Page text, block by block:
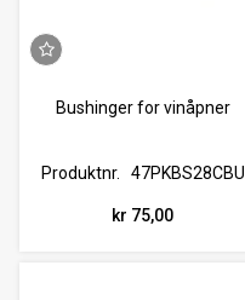
Bushinger for vinåpner
Produktnr. 47PKBS28CBU
kr 75,00